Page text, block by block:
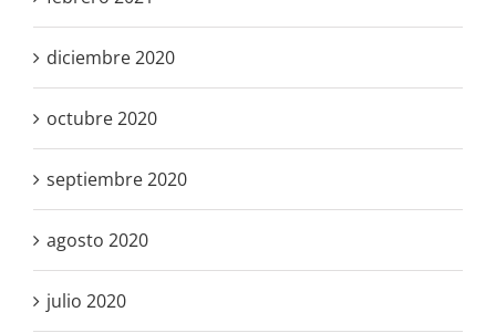
diciembre 2020
octubre 2020
septiembre 2020
agosto 2020
julio 2020